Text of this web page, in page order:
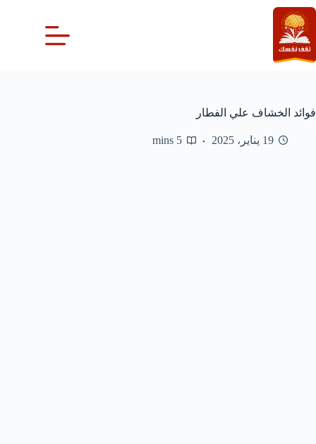
التجاوز
إلى
المحتوى
فوائد الخشاف علي الفطار
19 يناير، 2025 5 mins